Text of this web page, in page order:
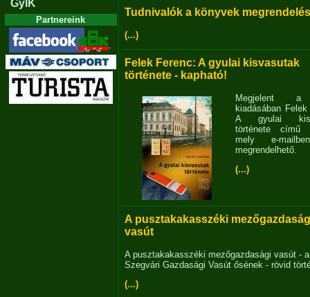
GyIK
Partnereink
Tudnivalók a könyvek
(...)
Felek Ferenc: A gyulai kisvasutak
története - kapható!
Megjelent
kiadásában
A gyulai
története című
mely e-
megrendelhető.
(...)
A pusztakakasszéki
vasút
A pusztakakasszéki mezőgazdasági vasút - a
Szegvári Gazdasági Vasút ősének - rövid
(...)